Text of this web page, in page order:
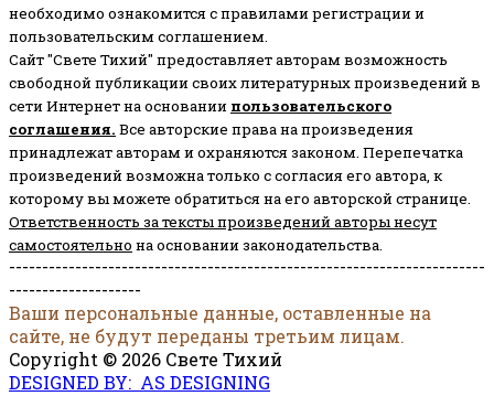
необходимо ознакомится с правилами регистрации и
пользовательским соглашением.
Сайт "Свете Тихий" предоставляет авторам возможность
свободной публикации своих литературных произведений в
сети Интернет на основании пользовательского
соглашения. Все авторские права на произведения
принадлежат авторам и охраняются законом. Перепечатка
произведений возможна только с согласия его автора, к
которому вы можете обратиться на его авторской странице.
Ответственность за тексты произведений авторы несут
самостоятельно на основании законодательства.
------------------------------------------------------------------------
--------------------
Ваши персональные данные, оставленные на
сайте, не будут переданы третьим лицам.
Copyright © 2026 Свете Тихий
DESIGNED BY: AS DESIGNING